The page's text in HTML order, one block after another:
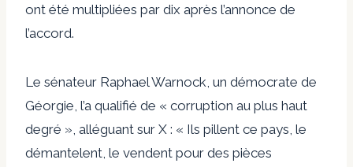
ont été multipliées par dix après l’annonce de
l’accord.
Le sénateur Raphael Warnock, un démocrate de
Géorgie, l’a qualifié de « corruption au plus haut
degré », alléguant sur X : « Ils pillent ce pays, le
démantelent, le vendent pour des pièces